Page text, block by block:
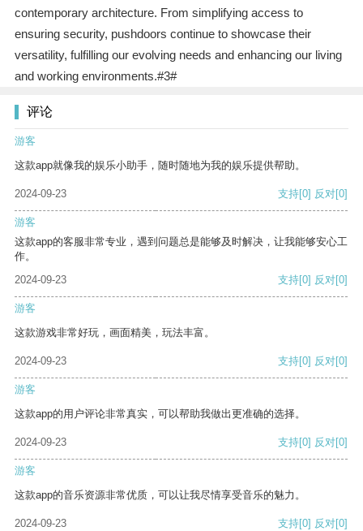
contemporary architecture. From simplifying access to
ensuring security, pushdoors continue to showcase their
versatility, fulfilling our evolving needs and enhancing our living
and working environments.#3#
评论
游客
这款app就像我的娱乐小助手，随时随地为我的娱乐提供帮助。
2024-09-23 支持[0] 反对[0]
游客
这款app的客服非常专业，遇到问题总是能够及时解决，让我能够安心工
作。
2024-09-23
支持[0] 反对[0]
游客
这款游戏非常好玩，画面精美，玩法丰富。
2024-09-23 支持[0] 反对[0]
游客
这款app的用户评论非常真实，可以帮助我做出更准确的选择。
2024-09-23 支持[0] 反对[0]
游客
这款app的音乐资源非常优质，可以让我尽情享受音乐的魅力。
2024-09-23 支持[0] 反对[0]